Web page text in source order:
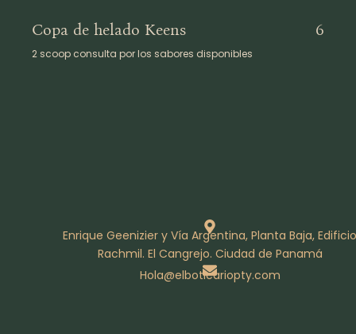
Copa de helado Keens 6
2 scoop consulta por los sabores disponibles
Enrique Geenizier y Vía Argentina, Planta Baja, Edificio
Rachmil. El Cangrejo. Ciudad de Panamá
Hola@elboticariopty.com